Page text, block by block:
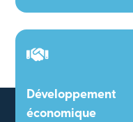
Développement
économique